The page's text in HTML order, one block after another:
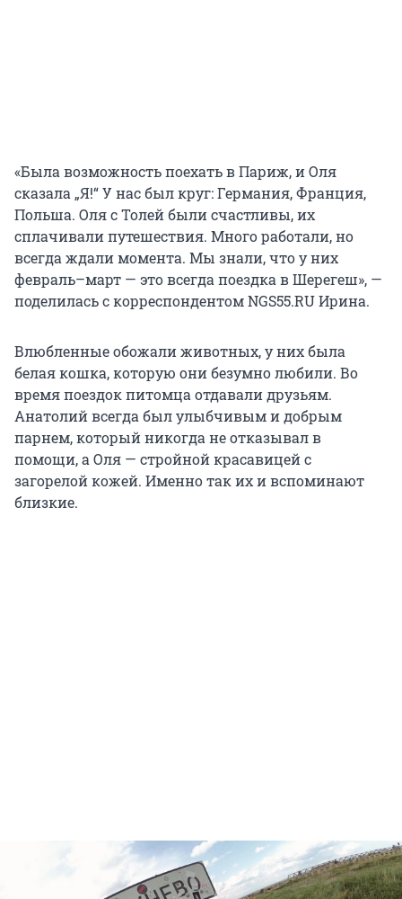
«Была возможность поехать в Париж, и Оля
сказала „Я!“ У нас был круг: Германия, Франция,
Польша. Оля с Толей были счастливы, их
сплачивали путешествия. Много работали, но
всегда ждали момента. Мы знали, что у них
февраль–март — это всегда поездка в Шерегеш», —
поделилась с корреспондентом NGS55.RU Ирина.
Влюбленные обожали животных, у них была
белая кошка, которую они безумно любили. Во
время поездок питомца отдавали друзьям.
Анатолий всегда был улыбчивым и добрым
парнем, который никогда не отказывал в
помощи, а Оля — стройной красавицей с
загорелой кожей. Именно так их и вспоминают
близкие.